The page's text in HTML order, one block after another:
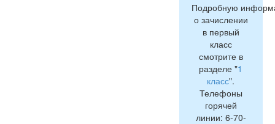
Подробную
о зачислении
в первый
класс
смотрите в
разделе "1
класс".
Телефоны
горячей
линии: 6-70-